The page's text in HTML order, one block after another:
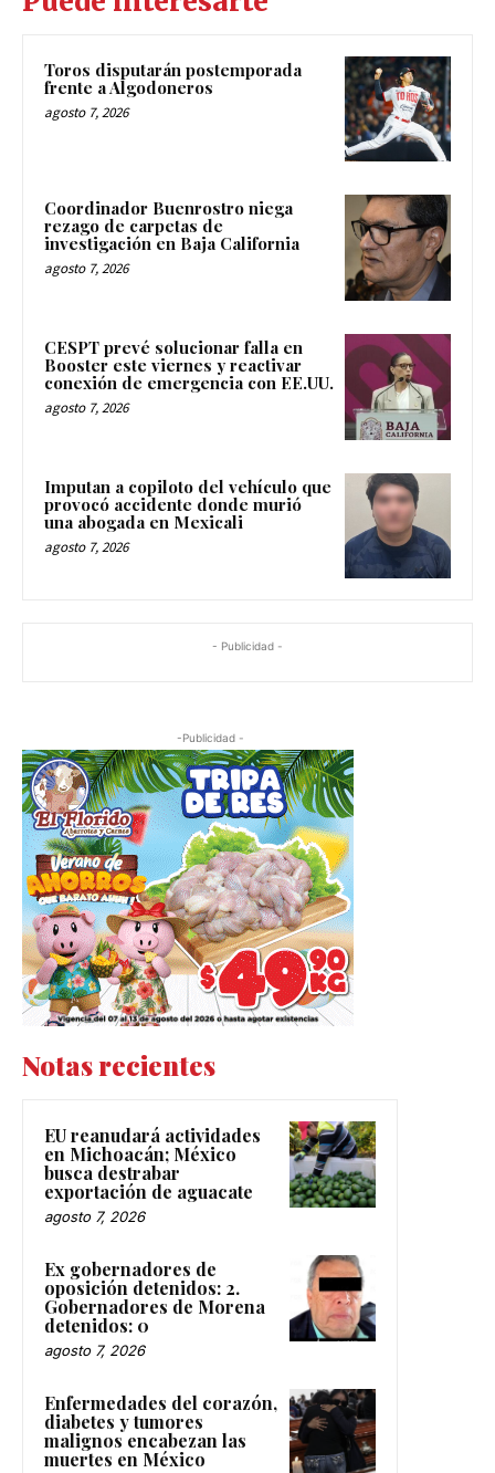
Toros disputarán postemporada
frente a Algodoneros
agosto 7, 2026
Coordinador Buenrostro niega
rezago de carpetas de
investigación en Baja California
agosto 7, 2026
CESPT prevé solucionar falla en
Booster este viernes y reactivar
conexión de emergencia con EE.UU.
agosto 7, 2026
Imputan a copiloto del vehículo que
provocó accidente donde murió
una abogada en Mexicali
agosto 7, 2026
- Publicidad -
-Publicidad -
Notas recientes
EU reanudará actividades
en Michoacán; México
busca destrabar
exportación de aguacate
agosto 7, 2026
Ex gobernadores de
oposición detenidos: 2.
Gobernadores de Morena
detenidos: 0
agosto 7, 2026
Enfermedades del corazón,
diabetes y tumores
malignos encabezan las
muertes en México